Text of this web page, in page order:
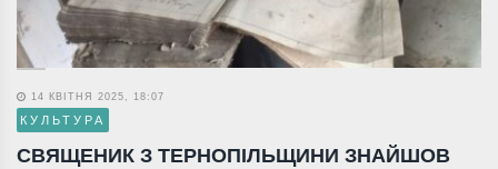
14 КВІТНЯ 2025, 18:07
КУЛЬТУРА
СВЯЩЕНИК З ТЕРНОПІЛЬЩИНИ ЗНАЙШОВ